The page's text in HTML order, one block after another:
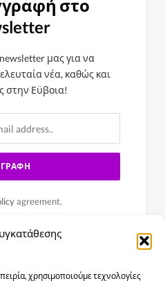
χρησιμοποιούμε τεχνολογίες
στο
μας για να
νέα, καθώς και
στην Εϋβοια!
agreement.